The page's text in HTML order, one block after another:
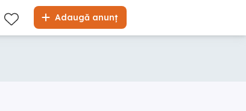
Adaugă anunț
Listă